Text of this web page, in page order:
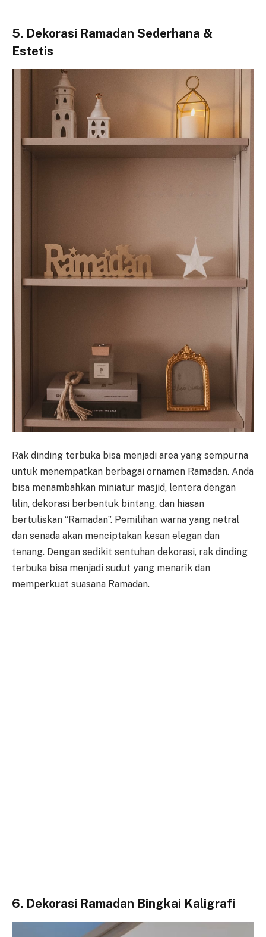
5. Dekorasi Ramadan Sederhana &
Estetis
Rak dinding terbuka bisa menjadi area yang sempurna
untuk menempatkan berbagai ornamen Ramadan. Anda
bisa menambahkan miniatur masjid, lentera dengan
lilin, dekorasi berbentuk bintang, dan hiasan
bertuliskan “Ramadan”. Pemilihan warna yang netral
dan senada akan menciptakan kesan elegan dan
tenang. Dengan sedikit sentuhan dekorasi, rak dinding
terbuka bisa menjadi sudut yang menarik dan
memperkuat suasana Ramadan.
6. Dekorasi Ramadan Bingkai Kaligrafi